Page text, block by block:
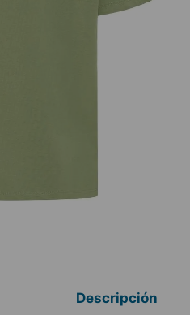
Descripción